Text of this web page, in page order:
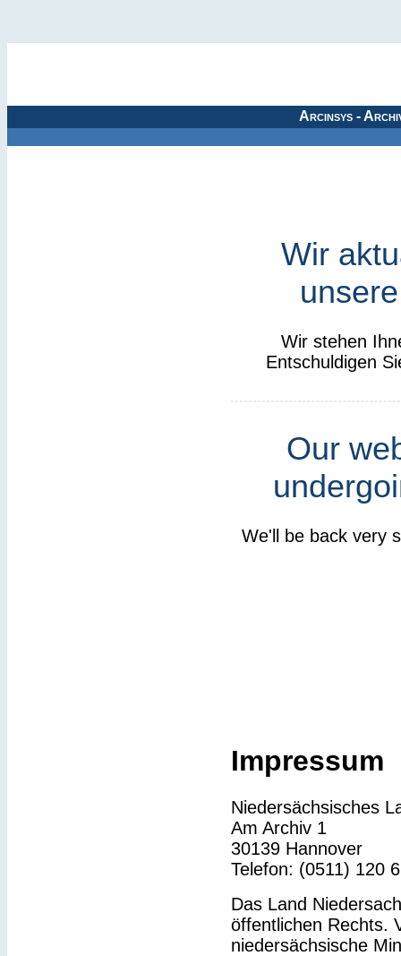
Arcinsys -
Wir
Wir stehen
Entschuldigen
Our
We'll be back very
Impressum
Niedersächsisches
Am Archiv 1
30139 Hannover
Telefon: (0511) 120
Das Land
öffentlichen Rechts.
niedersächsische